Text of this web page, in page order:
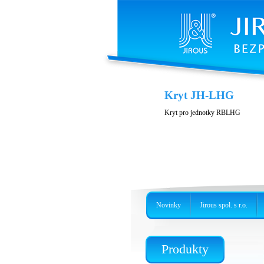
Variabilita a
Nerezové provedení, precizní držák
Kryt JH-LHG
Kryt pro jednotky RBLHG
Produkty
Novinky Jirous spol. s r.o.